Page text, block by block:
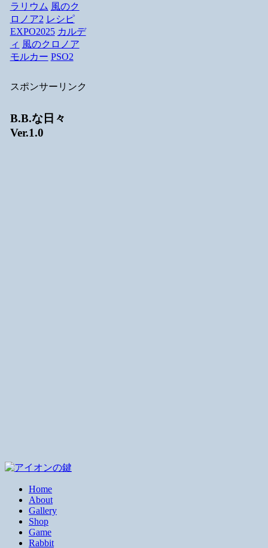
ラリウム 風のク
ロノア2 レシピ
EXPO2025 カルデ
ィ 風のクロノア
モルカー PSO2
スポンサーリンク
B.B.な日々
Ver.1.0
Home
About
Gallery
Shop
Game
Rabbit